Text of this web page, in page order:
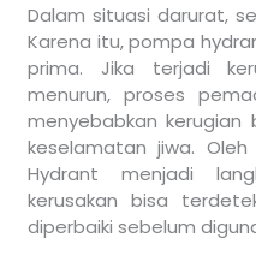
Dalam situasi darurat,
Karena itu, pompa
prima. Jika terjadi
menurun, proses
menyebabkan kerugian
keselamatan jiwa.
Hydrant menjadi
kerusakan bisa
diperbaiki sebelum